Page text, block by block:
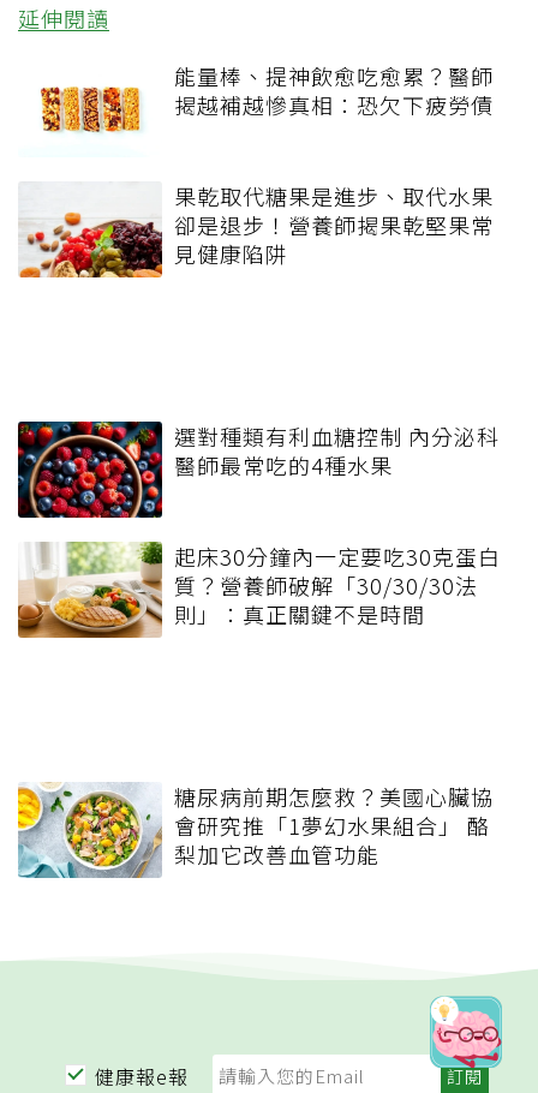
延伸閱讀
能量棒、提神飲愈吃愈累？醫師
揭越補越慘真相：恐欠下疲勞債
果乾取代糖果是進步、取代水果
卻是退步！營養師揭果乾堅果常
見健康陷阱
選對種類有利血糖控制 內分泌科
醫師最常吃的4種水果
起床30分鐘內一定要吃30克蛋白
質？營養師破解「30/30/30法
則」：真正關鍵不是時間
糖尿病前期怎麼救？美國心臟協
會研究推「1夢幻水果組合」 酪
梨加它改善血管功能
健康報e報